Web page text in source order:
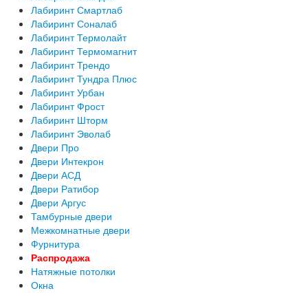
Лабиринт Смартлаб
Лабиринт Соналаб
Лабиринт Термолайт
Лабиринт Термомагнит
Лабиринт Трендо
Лабиринт Тундра Плюс
Лабиринт Урбан
Лабиринт Фрост
Лабиринт Шторм
Лабиринт Эволаб
Двери Про
Двери Интекрон
Двери АСД
Двери Ратибор
Двери Аргус
Тамбурные двери
Межкомнатные двери
Фурнитура
Распродажа
Натяжные потолки
Окна